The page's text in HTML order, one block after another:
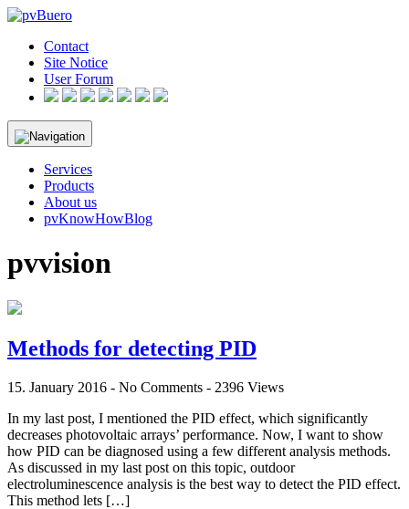
Skip
contentContact
Site Notice
User Forum
Services
Products
About us
pvKnowHowBlog
pvvision
Methods for detecting PID
15. January 2016 - No Comments - 2396 Views
In my last post, I mentioned the PID effect, which significantly
decreases photovoltaic arrays’ performance. Now, I want to show
how PID can be diagnosed using a few different analysis methods.
As discussed in my last post on this topic, outdoor
electroluminescence analysis is the best way to detect the PID effect.
This method lets […]